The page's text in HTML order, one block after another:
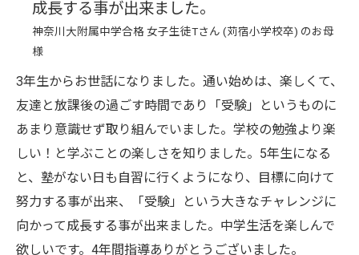
成長する事が出来ました。
神奈川大附属中学合格 女子生徒Tさん (苅宿小学校卒) のお母
様
3年生からお世話になりました。通い始めは、楽しくて、
友達と放課後の過ごす時間であり「受験」というものに
あまり意識せず取り組んでいました。学校の勉強より楽
しい！と学ぶことの楽しさを知りました。5年生になる
と、塾がない日も自習に行くようになり、目標に向けて
努力する事が出来、「受験」という大きなチャレンジに
向かって成長する事が出来ました。中学生活を楽しんで
欲しいです。4年間指導ありがとうございました。